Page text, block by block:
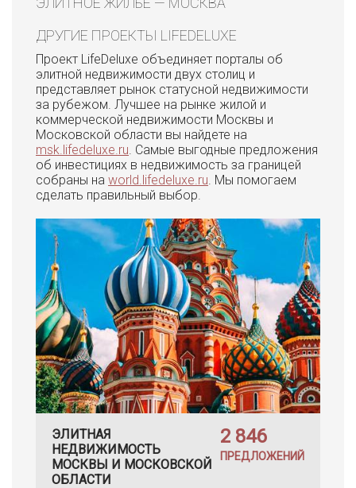
ДРУГИЕ ПРОЕКТЫ LIFEDELUXE
Проект LifeDeluxe объединяет порталы об
элитной недвижимости двух столиц и
представляет рынок статусной недвижимости
за рубежом. Лучшее на рынке жилой и
коммерческой недвижимости Москвы и
Московской области вы найдете на
msk.lifedeluxe.ru. Самые выгодные предложения
об инвестициях в недвижимость за границей
собраны на world.lifedeluxe.ru. Мы помогаем
сделать правильный выбор.
ЭЛИТНАЯ
НЕДВИЖИМОСТЬ
МОСКВЫ И МОСКОВСКОЙ
ОБЛАСТИ
2 846
ПРЕДЛОЖЕНИЙ